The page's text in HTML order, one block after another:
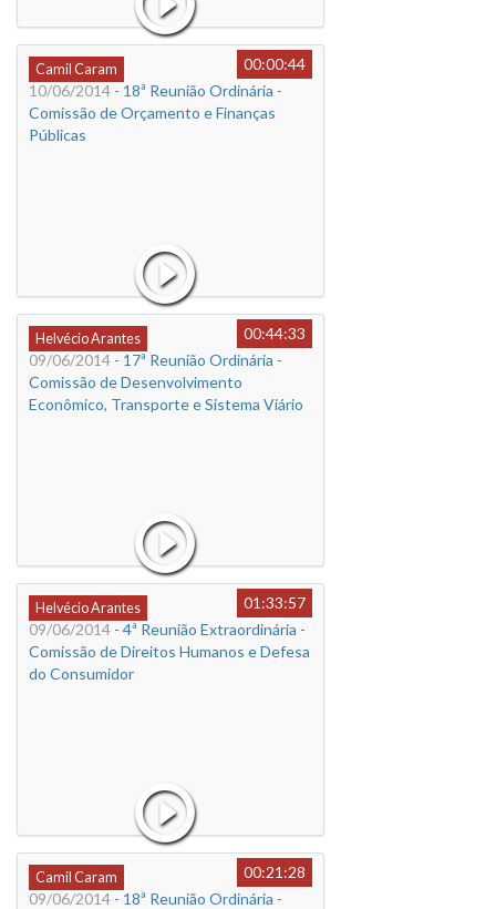
Camil Caram
00:00:44
10/06/2014 - 18ª Reunião Ordinária -
Comissão de Orçamento e Finanças
Públicas
Helvécio Arantes
00:44:33
09/06/2014 - 17ª Reunião Ordinária -
Comissão de Desenvolvimento
Econômico, Transporte e Sistema Viário
Helvécio Arantes
01:33:57
09/06/2014 - 4ª Reunião Extraordinária -
Comissão de Direitos Humanos e Defesa
do Consumidor
Camil Caram
00:21:28
09/06/2014 - 18ª Reunião Ordinária -